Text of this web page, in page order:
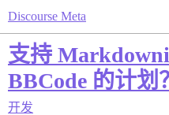
Discourse Meta
支持
BBCode 的计划？
开发